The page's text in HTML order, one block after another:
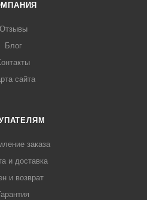
Отзывы
Блог
сайта
заказа
и доставка
и возврат